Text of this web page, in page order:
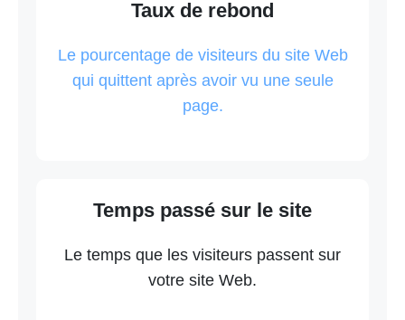
Taux de rebond
Le pourcentage de visiteurs du site Web
qui quittent après avoir vu une seule
page.
Temps passé sur le site
Le temps que les visiteurs passent sur
votre site Web.